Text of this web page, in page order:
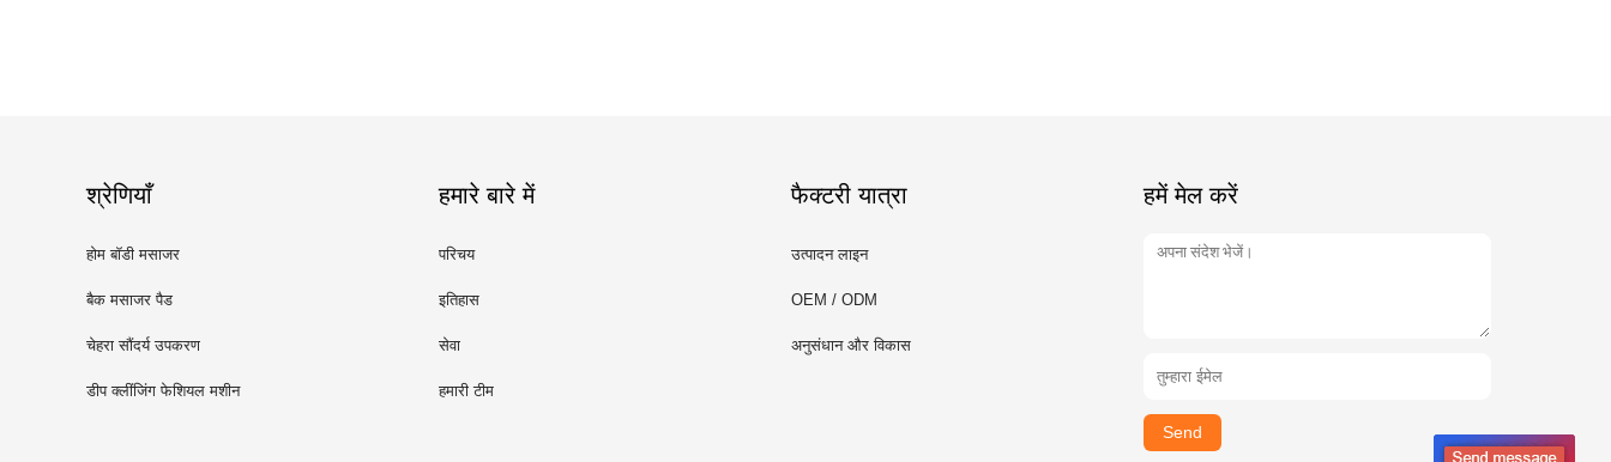
श्रेणियाँ
होम बॉडी मसाजर
बैक मसाजर पैड
चेहरा सौंदर्य उपकरण
डीप क्लींजिंग फेशियल मशीन
हमारे बारे में
परिचय
इतिहास
सेवा
हमारी टीम
फैक्टरी यात्रा
उत्पादन लाइन
OEM / ODM
अनुसंधान और विकास
हमें मेल करें
Send